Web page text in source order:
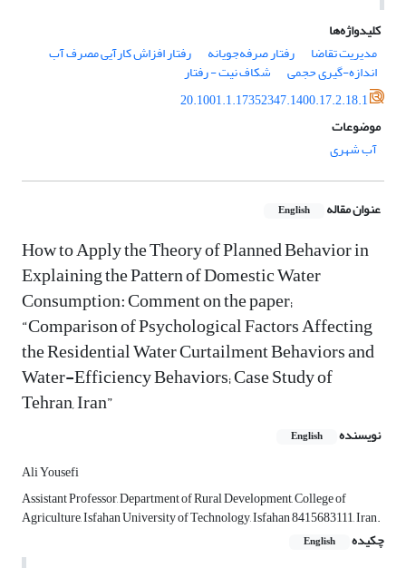
کلیدواژه‌ها
مدیریت تقاضا
رفتار صرفه‌جویانه رفتار افزاش کارآیی مصرف آب
اندازه-گیری حجمی
شکاف نیت - رفتار
20.1001.1.17352347.1400.17.2.18.1
موضوعات
آب شهری
عنوان مقاله English
How to Apply the Theory of Planned Behavior in
Explaining the Pattern of Domestic Water
Consumption: Comment on the paper;
“Comparison of Psychological Factors Affecting
the Residential Water Curtailment Behaviors and
Water-Efficiency Behaviors; Case Study of
Tehran, Iran”
نویسنده English
Ali Yousefi
Assistant Professor, Department of Rural Development, College of
Agriculture, Isfahan University of Technology, Isfahan 8415683111, Iran.
چکیده
English